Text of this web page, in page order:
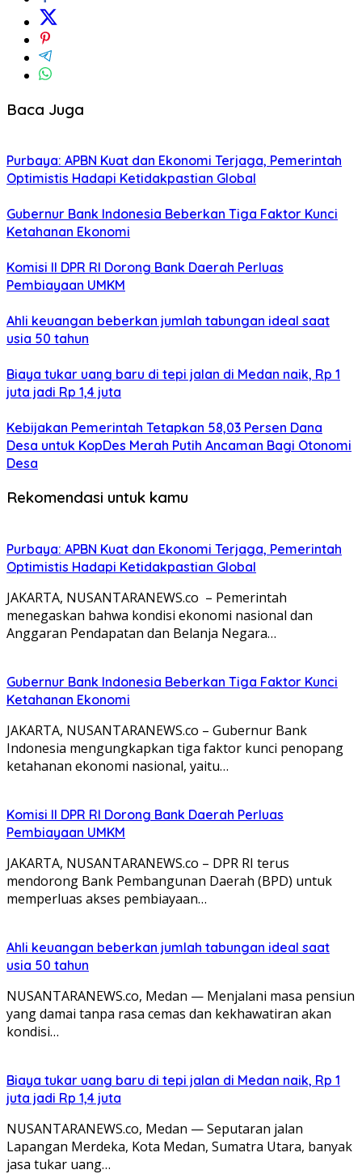
Baca Juga
Purbaya: APBN Kuat dan Ekonomi Terjaga, Pemerintah
Optimistis Hadapi Ketidakpastian Global
Gubernur Bank Indonesia Beberkan Tiga Faktor Kunci
Ketahanan Ekonomi
Komisi II DPR RI Dorong Bank Daerah Perluas
Pembiayaan UMKM
Ahli keuangan beberkan jumlah tabungan ideal saat
usia 50 tahun
Biaya tukar uang baru di tepi jalan di Medan naik, Rp 1
juta jadi Rp 1,4 juta
Kebijakan Pemerintah Tetapkan 58,03 Persen Dana
Desa untuk KopDes Merah Putih Ancaman Bagi Otonomi
Desa
Rekomendasi untuk kamu
Purbaya: APBN Kuat dan Ekonomi Terjaga, Pemerintah
Optimistis Hadapi Ketidakpastian Global
JAKARTA, NUSANTARANEWS.co – Pemerintah
menegaskan bahwa kondisi ekonomi nasional dan
Anggaran Pendapatan dan Belanja Negara…
Gubernur Bank Indonesia Beberkan Tiga Faktor Kunci
Ketahanan Ekonomi
JAKARTA, NUSANTARANEWS.co – Gubernur Bank
Indonesia mengungkapkan tiga faktor kunci penopang
ketahanan ekonomi nasional, yaitu…
Komisi II DPR RI Dorong Bank Daerah Perluas
Pembiayaan UMKM
JAKARTA, NUSANTARANEWS.co – DPR RI terus
mendorong Bank Pembangunan Daerah (BPD) untuk
memperluas akses pembiayaan…
Ahli keuangan beberkan jumlah tabungan ideal saat
usia 50 tahun
NUSANTARANEWS.co, Medan — Menjalani masa pensiun
yang damai tanpa rasa cemas dan kekhawatiran akan
kondisi…
Biaya tukar uang baru di tepi jalan di Medan naik, Rp 1
juta jadi Rp 1,4 juta
NUSANTARANEWS.co, Medan — Seputaran jalan
Lapangan Merdeka, Kota Medan, Sumatra Utara, banyak
jasa tukar uang…